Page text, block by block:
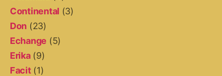
Continental (3)
Don (23)
Echange (5)
Erika(9)
Facit(1)